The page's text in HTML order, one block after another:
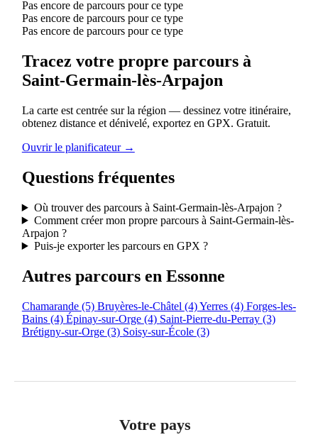
Pas encore de parcours pour ce type
Pas encore de parcours pour ce type
Pas encore de parcours pour ce type
Tracez votre propre parcours à
Saint-Germain-lès-Arpajon
La carte est centrée sur la région — dessinez votre itinéraire,
obtenez distance et dénivelé, exportez en GPX. Gratuit.
Ouvrir le planificateur →
Questions fréquentes
Où trouver des parcours à Saint-Germain-lès-Arpajon ?
Comment créer mon propre parcours à Saint-Germain-lès-
Arpajon ?
Puis-je exporter les parcours en GPX ?
Autres parcours en Essonne
Chamarande (5) Bruyères-le-Châtel (4)Yerres (4) Forges-les-
Bains (4) Épinay-sur-Orge (4) Saint-Pierre-du-Perray (3)
Brétigny-sur-Orge (3) Soisy-sur-École (3)
Votre pays